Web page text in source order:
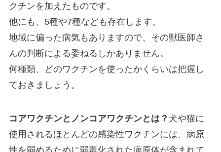
クチンを加えたものです。
他にも、5種や7種なども存在します。
地域に偏った病気もありますので、その獣医師さ
んの判断による委ねるしかありません。
何種類、どのワクチンを使ったかくらいは把握し
ておきましょう。
コアワクチンとノンコアワクチンとは？ 犬や猫に
使用されるほとんどの感染性ワクチンには、病原
性を弱めるために弱毒化された病原体が含まれて